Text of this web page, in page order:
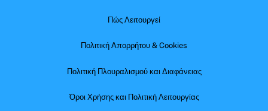
Πώς Λειτουργεί
Πολιτική Απορρήτου & Cookies
Πολιτική Πλουραλισμού και Διαφάνειας
Όροι Χρήσης και Πολιτική Λειτουργίας